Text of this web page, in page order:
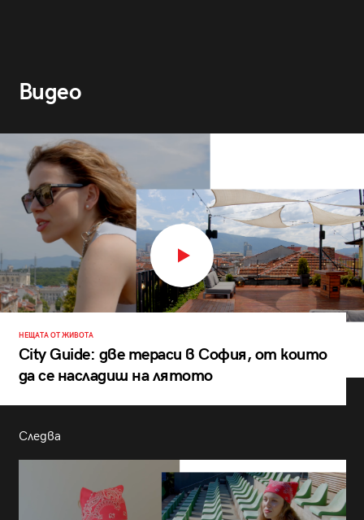
Видео
НЕЩАТА ОТ ЖИВОТА
City Guide: две тераси в София, от които
да се насладиш на лятото
Следва